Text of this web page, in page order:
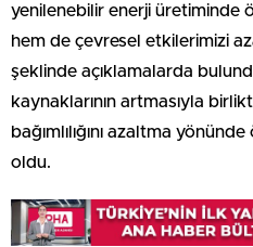
yenilenebilir enerji üretiminde
hem de çevresel etkilerimizi
şeklinde açıklamalarda
kaynaklarının artmasıyla
bağımlılığını azaltma
oldu.